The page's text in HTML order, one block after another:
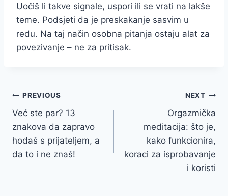
Uočiš li takve signale, uspori ili se vrati na lakše
teme. Podsjeti da je preskakanje sasvim u
redu. Na taj način osobna pitanja ostaju alat za
povezivanje – ne za pritisak.
Post
navigation
PREVIOUS
Već ste par? 13
znakova da zapravo
hodaš s prijateljem, a
da to i ne znaš!
NEXT
Orgazmička
meditacija: što je,
kako funkcionira,
koraci za isprobavanje
i koristi